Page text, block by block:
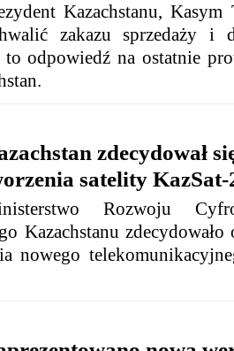
Kazachstanu,
zakazu sprzedaży i
to odpowiedź na ostatnie
zdecydował
satelity KazSat-
Rozwoju
Kazachstanu
nowego